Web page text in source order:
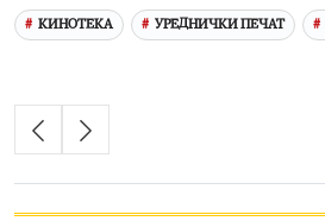
КИНОТЕКА УРЕДНИЧКИ ПЕЧАТ